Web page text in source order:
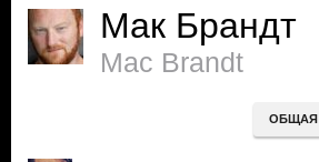
Мак Брандт
Mac Brandt
ОБЩАЯ